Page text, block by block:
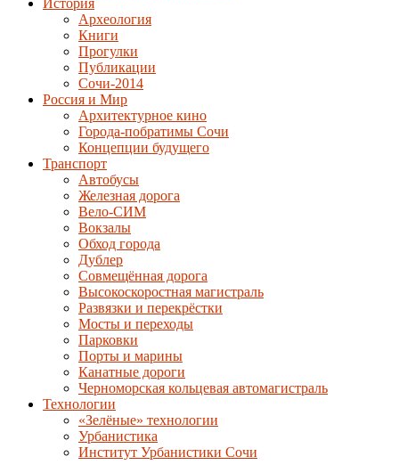
Археология
Книги
Прогулки
Публикации
Сочи-2014
Россия и Мир
Архитектурное кино
Города-побратимы Сочи
Концепции будущего
Транспорт
Автобусы
Железная дорога
Вело-СИМ
Вокзалы
Обход города
Дублер
Совмещённая дорога
Высокоскоростная магистраль
Развязки и перекрёстки
Мосты и переходы
Парковки
Порты и марины
Канатные дороги
Черноморская кольцевая автомагистраль
Технологии
«Зелёные» технологии
Урбанистика
Институт Урбанистики Сочи